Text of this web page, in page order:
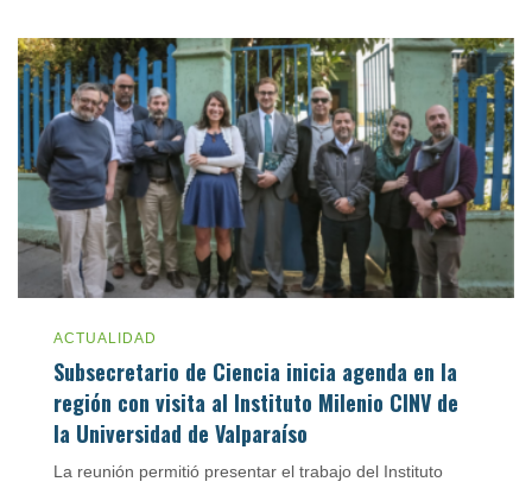
ACTUALIDAD
Subsecretario de Ciencia inicia agenda en la
región con visita al Instituto Milenio CINV de
la Universidad de Valparaíso
La reunión permitió presentar el trabajo del Instituto